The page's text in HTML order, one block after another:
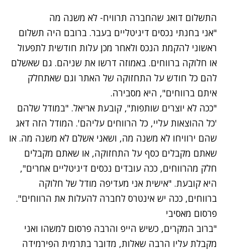
התשלום דואג שהחברה תרוויח- לא משנה מה
"אני בחנתי נכסים דיגיטליים בעבר. ברובם היה תשלום
ראשוני להקמת הנכס ולאחר מכן עלות חודשית לתפעול
או חלוקה ברווחים. באמוזה דרשו את שניהם. גם שאשלם
להם כל חודש על התחזוקה של האתר וגם שאתחלק
איתם ברווחים", היא מסבירה.
"ככה לא יוצרים שותפות", קובעת אריאל. "במודל שלהם
'כל ההוצאות עליי, כל הרווחים עליהם'. המודל הזה דאג
שהם ירוויחו לא משנה מה, ושאני אשלם לא משנה מה. או
שאתם מקבלים כסף על התחזוקה, או שאתם מקבלים
חלק מהרווחים, ככה עובדים נכסים דיגיטליים אחרים",
היא קובעת. "אישית אני מעדיפה מודל של חלוקה
ברווחים, ככה יש אינטרס לחברה להעלות את הרווחים".
פרסום מאסיבי
"ברוב המקרים, כשיש הייפ והרבה פרסום למשהו ואני
מקבלת עליו הרבה שאלות, מדובר בתרמית הפירמידה